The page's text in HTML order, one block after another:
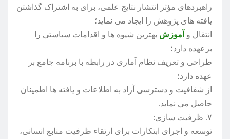
راهبردهای مؤثر انتشار نتایج علمی، برای به اشتراک گذاشتن
یافته های پژوهش را ایجاد می نماید؛
انتقال و آموزش بهترین شیوه ها و اقدامات سیاستی را
برعهده دارد؛
طراحی و تعریف نظام آماری در رابطه با برنامه جامع بر
عهده دارد؛
از شفافیت و دسترسی آزاد به اطلاعات و یافته ها اطمینان
حاصل می نماید.
۷. ظرفیت سازی:
توسعه و اجرای ابتکارات برای ارتقاء ظرفیت منابع انسانی،